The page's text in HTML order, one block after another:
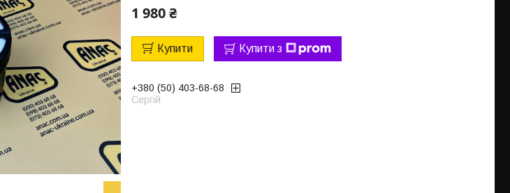
1 980 ₴
Купити Купити з
+380 (50) 403-68-68
Сергій